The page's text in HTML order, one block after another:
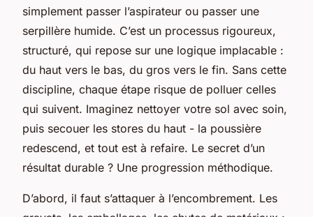
simplement passer l’aspirateur ou passer une
serpillère humide. C’est un processus rigoureux,
structuré, qui repose sur une logique implacable :
du haut vers le bas, du gros vers le fin. Sans cette
discipline, chaque étape risque de polluer celles
qui suivent. Imaginez nettoyer votre sol avec soin,
puis secouer les stores du haut - la poussière
redescend, et tout est à refaire. Le secret d’un
résultat durable ? Une progression méthodique.
D’abord, il faut s’attaquer à l’encombrement. Les